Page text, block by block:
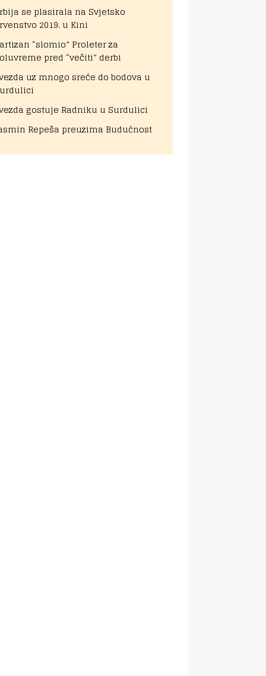
se plasirala na Svjetsko
2019. u Kini
“slomio” Proleter za
pred “večiti” derbi
uz mnogo sreće do bodova u
gostuje Radniku u Surdulici
Repeša preuzima Budućnost